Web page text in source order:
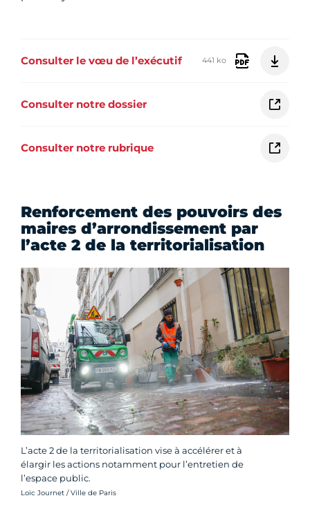
Consulter le vœu de l’exécutif 441 ko
Consulter notre dossier
Consulter notre rubrique
Renforcement des pouvoirs des
maires d’arrondissement par
l’acte 2 de la territorialisation
L’acte 2 de la territorialisation vise à accélérer et à
élargir les actions notamment pour l’entretien de
l’espace public.
Crédit photo :
Loïc Journet / Ville de Paris